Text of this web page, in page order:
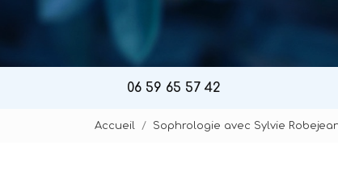
06 59 65 57 42
Accueil Sophrologie avec Sylvie